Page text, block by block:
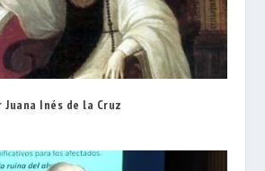
Juana Inés de la Cruz